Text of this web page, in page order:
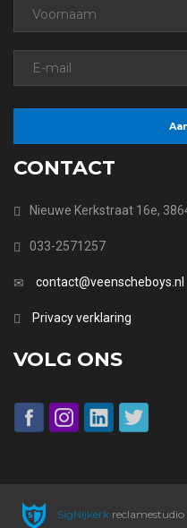
CONTACT
Nieuwe Kerkstraat 16e,
033-2571257
contact@veenscheboys.nl
Privacy verklaring
VOLG ONS
SigNijkerkreclamestudio